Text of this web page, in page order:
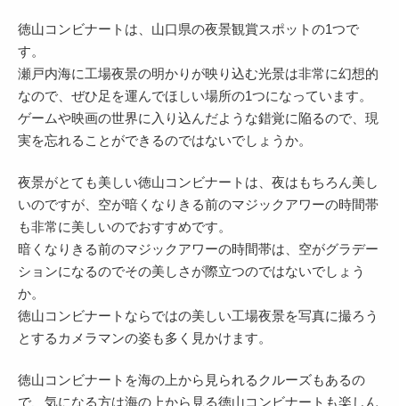
徳山コンビナートは、山口県の夜景観賞スポットの1つで
す。
瀬戸内海に工場夜景の明かりが映り込む光景は非常に幻想的
なので、ぜひ足を運んでほしい場所の1つになっています。
ゲームや映画の世界に入り込んだような錯覚に陥るので、現
実を忘れることができるのではないでしょうか。
夜景がとても美しい徳山コンビナートは、夜はもちろん美し
いのですが、空が暗くなりきる前のマジックアワーの時間帯
も非常に美しいのでおすすめです。
暗くなりきる前のマジックアワーの時間帯は、空がグラデー
ションになるのでその美しさが際立つのではないでしょう
か。
徳山コンビナートならではの美しい工場夜景を写真に撮ろう
とするカメラマンの姿も多く見かけます。
徳山コンビナートを海の上から見られるクルーズもあるの
で、気になる方は海の上から見る徳山コンビナートも楽しん